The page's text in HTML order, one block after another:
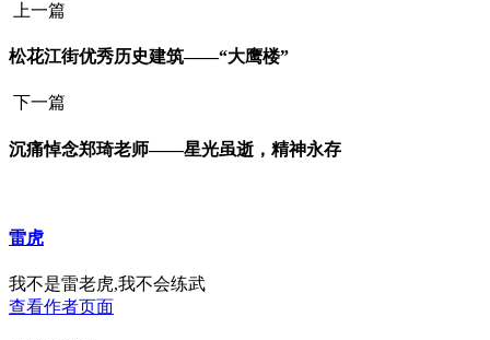
上一篇
松花江街优秀历史建筑——“大鹰楼”
下一篇
沉痛悼念郑琦老师——星光虽逝，精神永存
雷虎
我不是雷老虎,我不会练武
查看作者页面